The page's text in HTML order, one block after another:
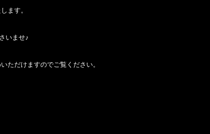
ます。
いませ♪
ただけますのでご覧ください。